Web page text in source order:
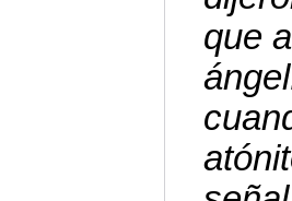
que